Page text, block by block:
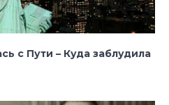
с Пути – Куда заблудила